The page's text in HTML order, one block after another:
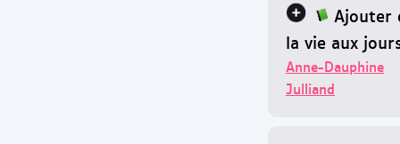
Ajouter
la vie aux
Anne-Dauphine
Julliand